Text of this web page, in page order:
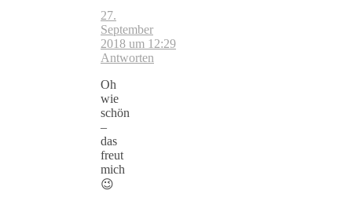
27.
September
2018 um 12:29
Antworten
Oh
wie
schön
–
das
freut
mich
😉